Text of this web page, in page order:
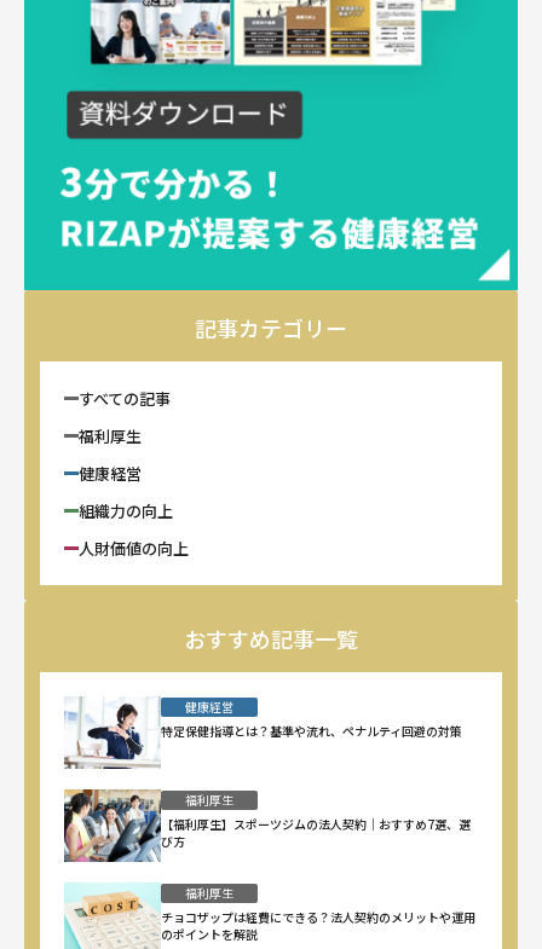
記事カテゴリー
すべての記事
福利厚生
健康経営
組織力の向上
人財価値の向上
おすすめ記事一覧
健康経営
特定保健指導とは？基準や流れ、ペナルティ回避の対策
福利厚生
【福利厚生】スポーツジムの法人契約｜おすすめ7選、選
び方
福利厚生
チョコザップは経費にできる？法人契約のメリットや運用
のポイントを解説